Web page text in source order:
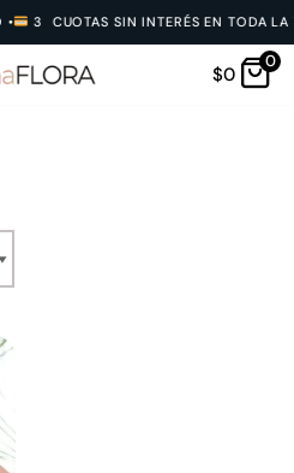
3 CUOTAS SIN INTERÉS EN TODA LA
$0
0